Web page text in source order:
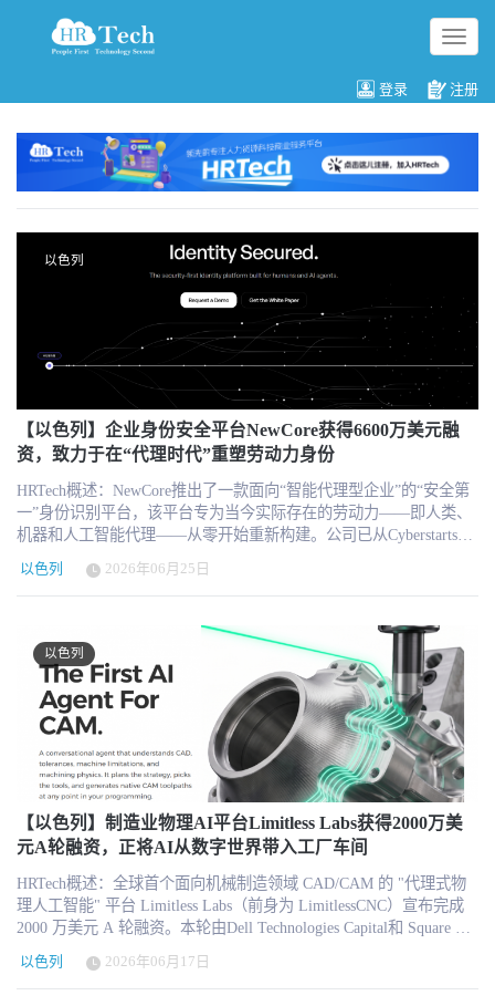
切
换
航
登录 注册
以色列
【以色列】企业身份安全平台NewCore获得6600万美元融
资，致力于在“代理时代”重塑劳动力身份
HRTech概述：NewCore推出了一款面向“智能代理型企业”的“安全第
一”身份识别平台，该平台专为当今实际存在的劳动力——即人类、
机器和人工智能代理——从零开始重新构建。公司已从Cyberstarts、
Index Ventures和Evolution Equity Partners处筹集了6600万美元资金，
由一支由网络安全和企业IT领域资深人士组成的创始团队领导，该
团队此前曾成功促成Check Point收购Dome9等交易。NewCore 是面
向“智能体时代”的安全优先身份平台。该平台经过彻底重构，在单一
且可扩展的架构下，为每一个人类和智能体身份提供安全保障、赋
能并实施治理。 NewCore推出了一款面向“智能代理型企业”的“安全
第一”身份识别平台，该平台专为当今实际存在的劳动力——即人
类、机器和人工智能代理——从零开始重新构建。公司已从
Cyberstarts、Index Ventures和Evolution Equity Partners处筹集了6600
万美元资金，由一支由网络安全和企业IT领域资深人士组成的创始
团队领导，该团队此前曾成功促成Check Point收购Dome9等交易。
身份已成为企业中的主要攻击面。过去三年中，从MGM、Change
Healthcare到Snowflake客户，乃至主要身份平台自身遭入侵等重大数
据泄露事件，其根本原因如出一辙：身份基础设施设计于上个时
要全新的身份架构 如今，人工智能代理与人类员工在整个企业中协
同工作，它们能在几秒内启动，并需要对生产系统拥有精细化且可
撤销的访问权限。然而，主流的身份平台是十五年前为员工登录Web
应用而设计的，基于SAML等过时的协议、静态服务账户以及由密码
以色列 2026年06月25日
以色列
【以色列】制造业物理AI平台Limitless Labs获得2000万美
元A轮融资，正将AI从数字世界带入工厂车间
HRTech概述：全球首个面向机械制造领域 CAD/CAM 的 "代理式物
理人工智能" 平台 Limitless Labs（前身为 LimitlessCNC）宣布完成
2000 万美元 A 轮融资。本轮由Dell Technologies Capital和 Square Peg
联合领投，Grove Ventures、Meron Capital 及 Kinetica 跟投。其智能
代理可运行于工程师现有 CAD/CAM 系统内，核心价值是帮助制造
商捕捉、标准化并推广资深编程人员的专业技能。 全球首个面向机
以色列 2026年06月17日